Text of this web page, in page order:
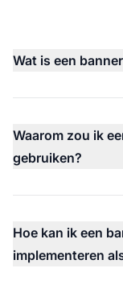
Wat is een
Waarom zou ik
gebruiken?
Hoe kan ik een
implementeren